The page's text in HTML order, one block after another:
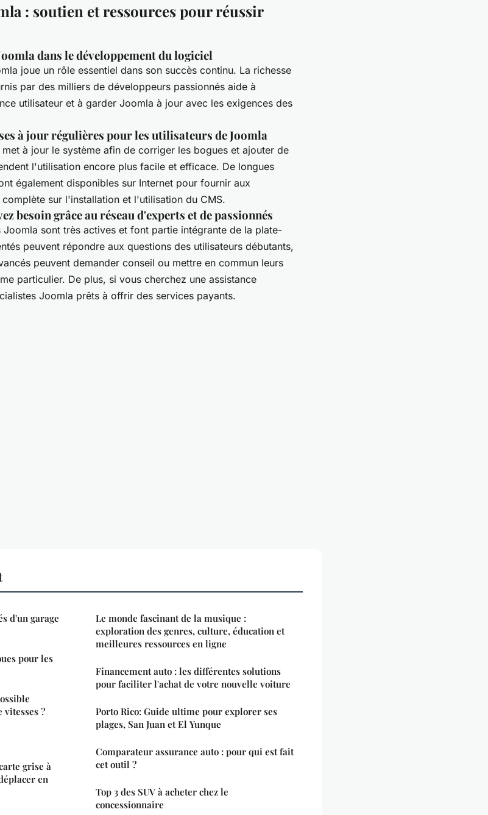
: soutien et ressources pour réussir
dans le développement du logiciel
joue un rôle essentiel dans son succès continu. La richesse
par des milliers de développeurs passionnés aide à
utilisateur et à garder Joomla à jour avec les exigences des
à jour régulières pour les utilisateurs de Joomla
à jour le système afin de corriger les bogues et ajouter de
l'utilisation encore plus facile et efficace. De longues
également disponibles sur Internet pour fournir aux
sur l'installation et l'utilisation du CMS.
besoin grâce au réseau d'experts et de passionnés
Joomla sont très actives et font partie intégrante de la plate-
peuvent répondre aux questions des utilisateurs débutants,
peuvent demander conseil ou mettre en commun leurs
particulier. De plus, si vous cherchez une assistance
Joomla prêts à offrir des services payants.
d'un garage
pour les
vitesses ?
grise à
en
Le monde fascinant de la musique :
exploration des genres, culture, éducation et
meilleures ressources en ligne
Financement auto : les différentes solutions
pour faciliter l'achat de votre nouvelle voiture
Porto Rico: Guide ultime pour explorer ses
plages, San Juan et El Yunque
Comparateur assurance auto : pour qui est fait
cet outil ?
Top 3 des SUV à acheter chez le
concessionnaire